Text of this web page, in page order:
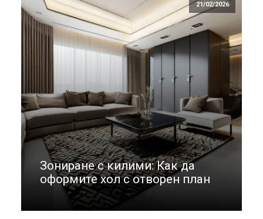
21/02/2026
Зониране с килими: Как да
оформите хол с отворен план